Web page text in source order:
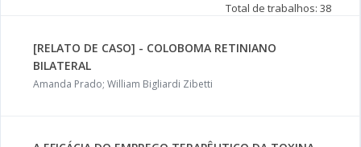
Total de trabalhos: 38
[RELATO DE CASO] - COLOBOMA RETINIANO
BILATERAL
Amanda Prado; William Bigliardi Zibetti